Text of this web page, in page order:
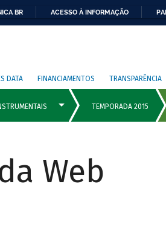
BR ACESSO À INFORMAÇÃO
DATA FINANCIAMENTOS TRANSPARÊNCIA
Web